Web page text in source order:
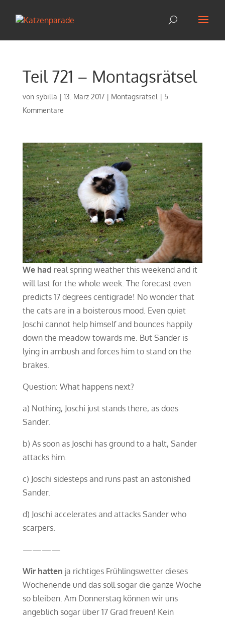
Teil 721 – Montagsrätsel
von sybilla | 13. März 2017| Montagsrätsel | 5
Kommentare
We had real spring weather this weekend and it
will last for the whole week. The forecast even
predicts 17 degrees centigrade! No wonder that
the cats are in a boisterous mood. Even quiet
Joschi cannot help himself and bounces happily
down the meadow towards me. But Sander is
lying in ambush and forces him to stand on the
brakes.
Question: What happens next?
a) Nothing, Joschi just stands there, as does
Sander.
b) As soon as Joschi has ground to a halt, Sander
attacks him.
c) Joschi sidesteps and runs past an astonished
Sander.
d) Joschi accelerates and attacks Sander who
scarpers.
————
Wir hatten ja richtiges Frühlingswetter dieses
Wochenende und das soll sogar die ganze Woche
so bleiben. Am Donnerstag können wir uns
angeblich sogar über 17 Grad freuen! Kein